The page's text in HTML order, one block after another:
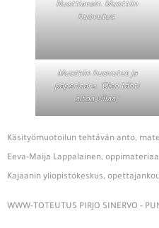
Nuottiavain. Muottiin
huovutus.
Muottiin huovutus ja
paperinaru. 'Olen tähti
aitoa villaa.'
Käsityömuotoilun tehtävän anto,
Eeva-Maija Lappalainen,
Kajaanin yliopistokeskus,
WWW-TOTEUTUS PIRJO SINERVO -